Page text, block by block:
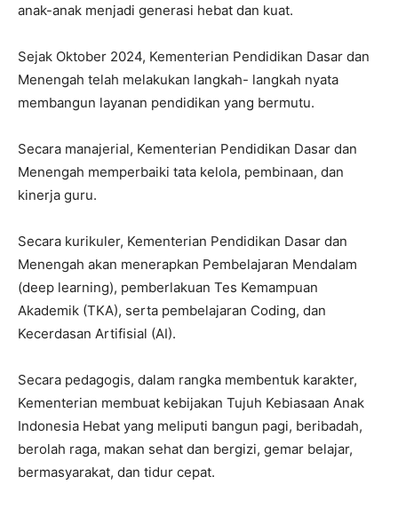
anak-anak menjadi generasi hebat dan kuat.
Sejak Oktober 2024, Kementerian Pendidikan Dasar dan
Menengah telah melakukan langkah- langkah nyata
membangun layanan pendidikan yang bermutu.
Secara manajerial, Kementerian Pendidikan Dasar dan
Menengah memperbaiki tata kelola, pembinaan, dan
kinerja guru.
Secara kurikuler, Kementerian Pendidikan Dasar dan
Menengah akan menerapkan Pembelajaran Mendalam
(deep learning), pemberlakuan Tes Kemampuan
Akademik (TKA), serta pembelajaran Coding, dan
Kecerdasan Artifisial (AI).
Secara pedagogis, dalam rangka membentuk karakter,
Kementerian membuat kebijakan Tujuh Kebiasaan Anak
Indonesia Hebat yang meliputi bangun pagi, beribadah,
berolah raga, makan sehat dan bergizi, gemar belajar,
bermasyarakat, dan tidur cepat.